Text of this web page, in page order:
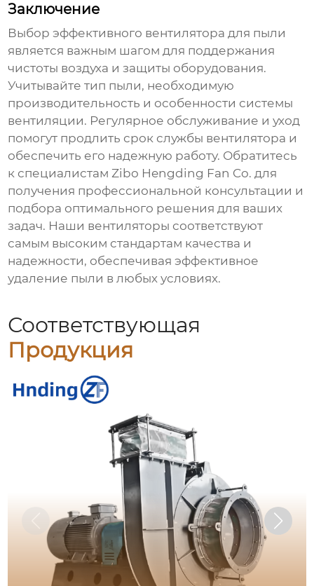
Заключение
Выборэффективного вентилятора для пыли
является важным шагом для поддержания
чистоты воздуха и защиты оборудования.
Учитывайте тип пыли, необходимую
производительность и особенности системы
вентиляции. Регулярное обслуживание и уход
помогут продлить срок службы вентилятора и
обеспечить его надежную работу. Обратитесь
к специалистамZibo Hengding Fan Co. для
получения профессиональной консультации и
подбора оптимального решения для ваших
задач. Наши вентиляторы соответствуют
самым высоким стандартам качества и
надежности, обеспечивая эффективное
удаление пыли в любых условиях.
Соответствующая
Продукция